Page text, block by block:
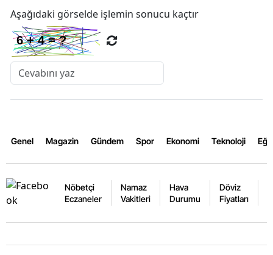
Aşağıdaki görselde işlemin sonucu kaçtır
Genel Magazin Gündem Spor Ekonomi Teknoloji
Nöbetçi
Eczaneler
Namaz
Vakitleri
Hava
Durumu
Döviz
Fiyatları